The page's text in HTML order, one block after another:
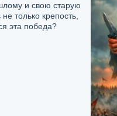
и свою старую
только крепость,
эта победа?